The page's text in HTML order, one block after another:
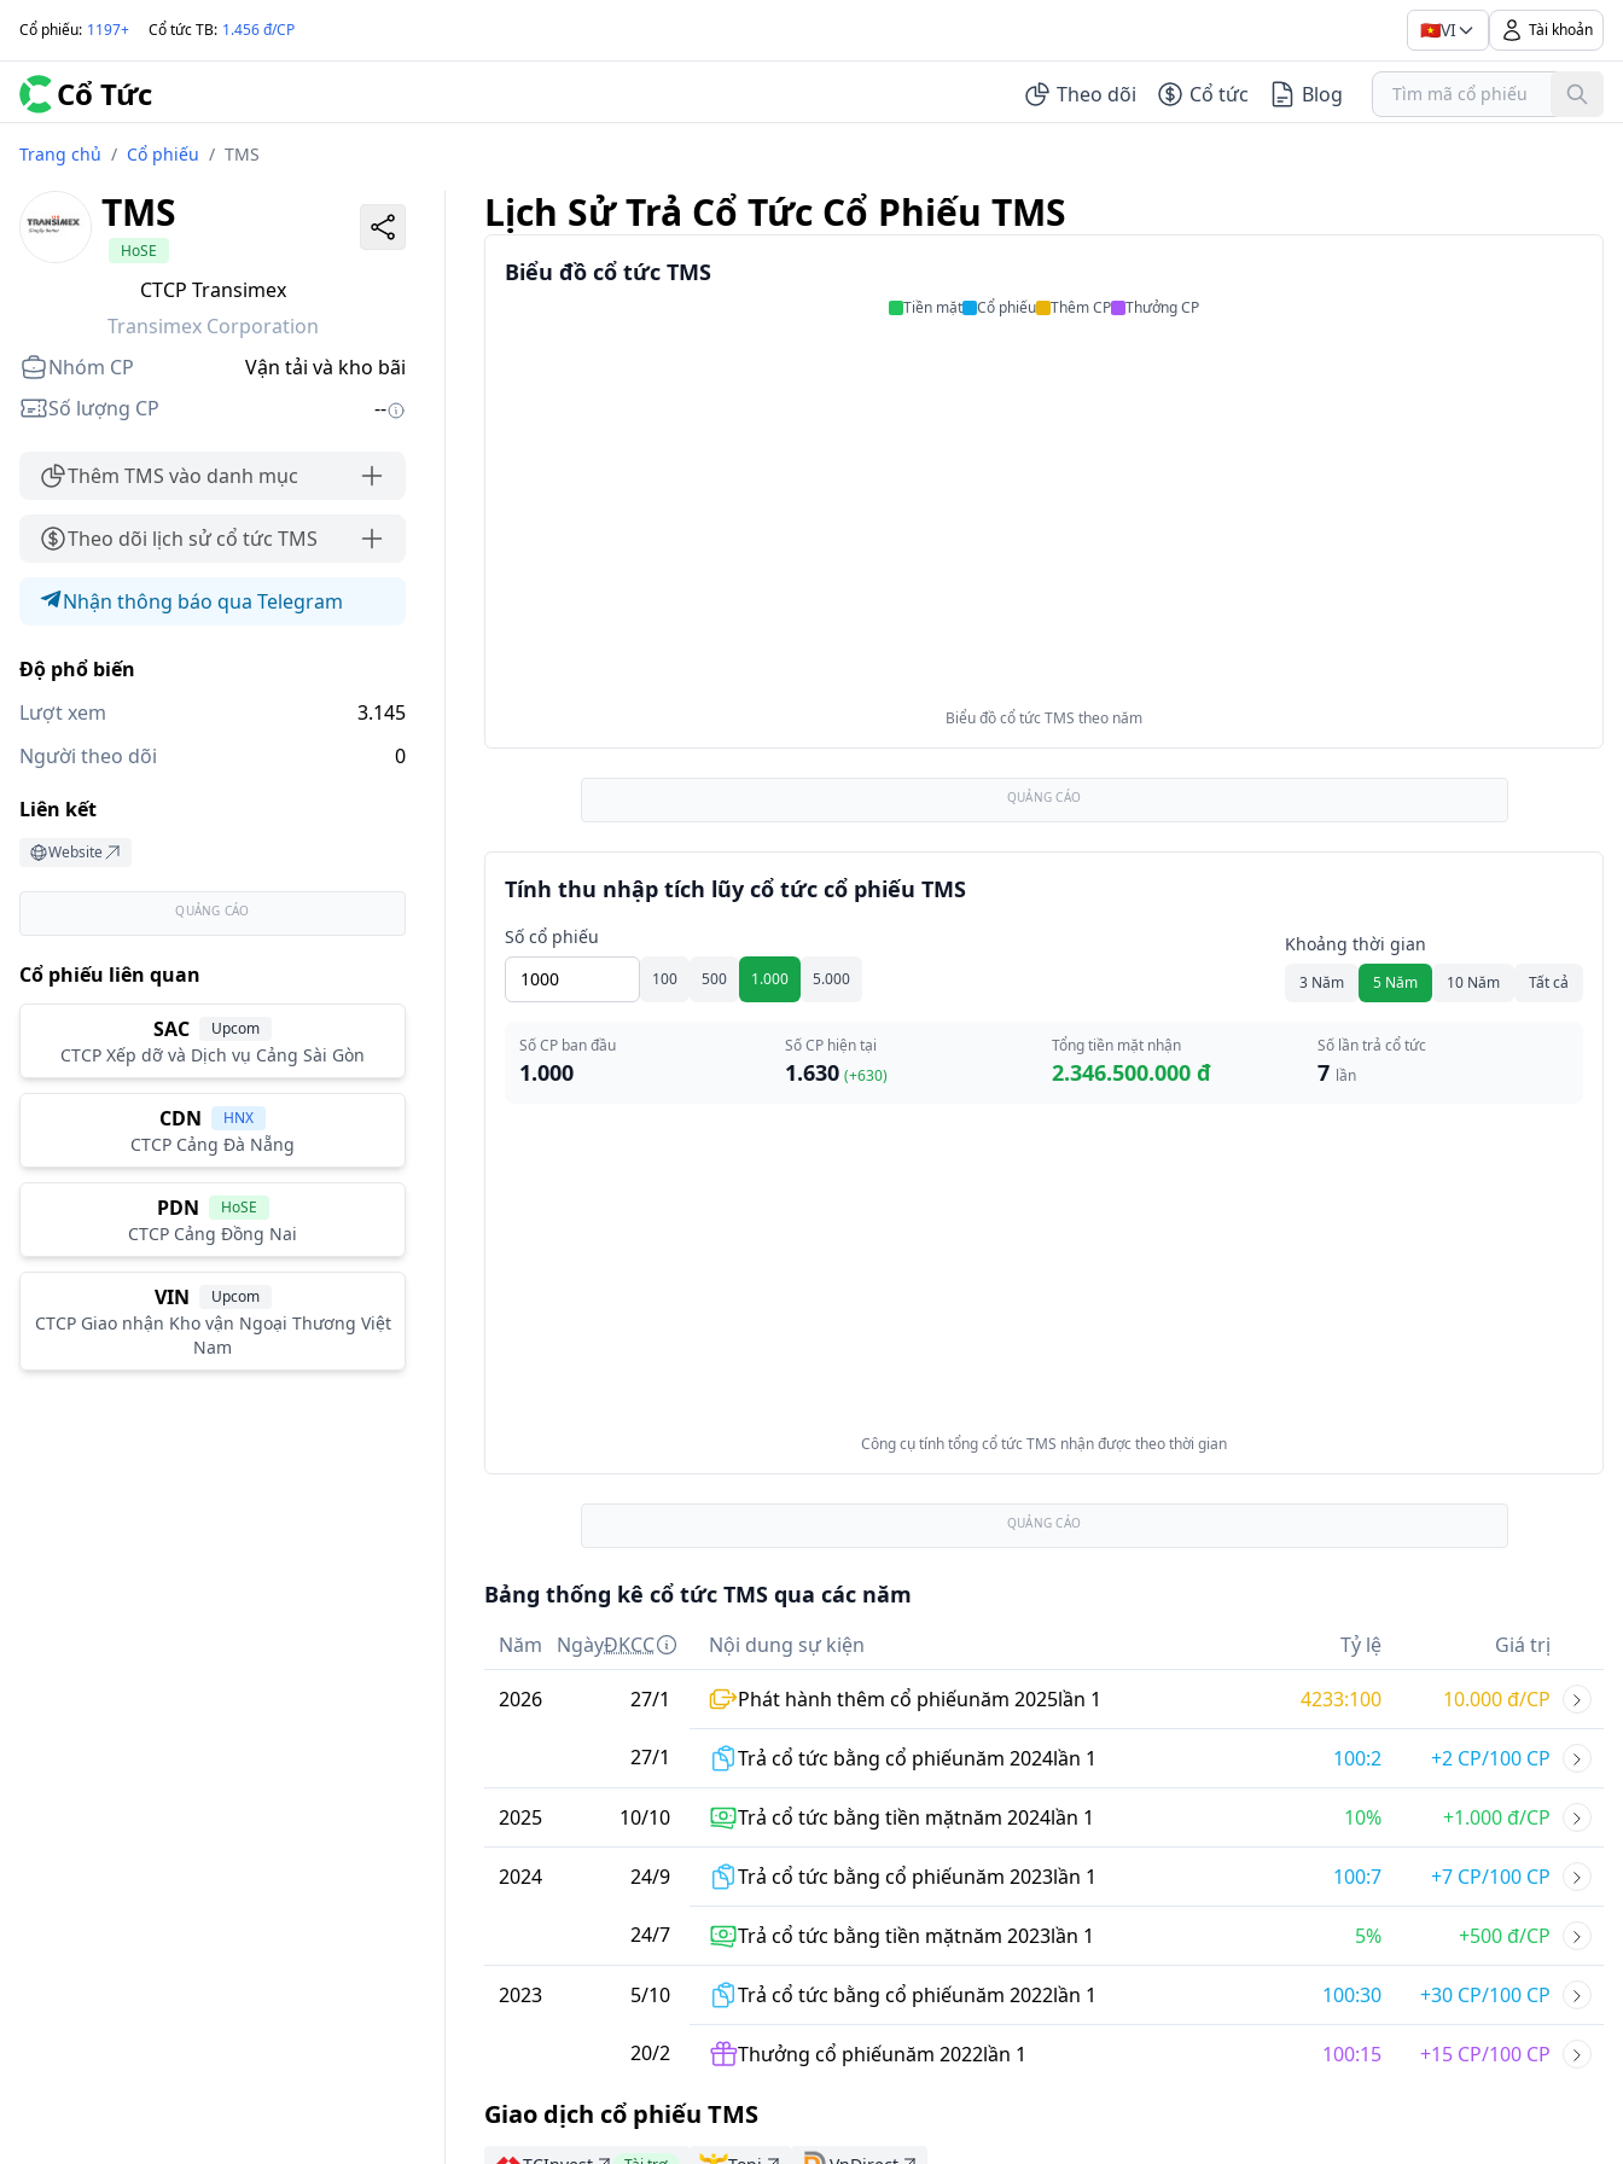
Cổ phiếu: 1197+ Cổ tức TB: 1.456 đ/CP 🇻🇳VI Tài khoản
Cổ Tức Theo dõi Cổ tức Blog
Trang chủ / Cổ phiếu / TMS
TMS
HoSE
CTCP Transimex
Transimex Corporation
Nhóm CP
Vận tải và kho bãi
Số lượng CP
--
Thêm TMS vào danh mục
Theo dõi lịch sử cổ tức TMS
Nhận thông báo qua Telegram
Độ phổ biến
Lượt xem
3.145
Người theo dõi
0
Liên kết
Website
QUẢNG CÁO
Cổ phiếu liên quan
SAC Upcom
CTCP Xếp dỡ và Dịch vụ Cảng Sài Gòn
CDN HNX
CTCP Cảng Đà Nẵng
PDN HoSE
CTCP Cảng Đồng Nai
VIN Upcom
CTCP Giao nhận Kho vận Ngoại Thương Việt
Nam
Lịch Sử Trả Cổ Tức Cổ Phiếu TMS
Biểu đồ cổ tức TMS
Tiền mặt Cổ phiếu Thêm CP Thưởng CP
Biểu đồ cổ tức TMS theo năm
QUẢNG CÁO
Tính thu nhập tích lũy cổ tức cổ phiếu TMS
Số cổ phiếu
100 500 1.000 5.000
Khoảng thời gian
3 Năm 5 Năm 10 Năm Tất cả
Số CP ban đầu
1.000
Số CP hiện tại
1.630 (+630)
Tổng tiền mặt nhận
2.346.500.000 đ
Số lần trả cổ tức
7 lần
Công cụ tính tổng cổ tức TMS nhận được theo thời gian
QUẢNG CÁO
Bảng thống kê cổ tức TMS qua các năm
Năm NgàyĐKCC Nội dung sự kiện Tỷ lệ Giá trị
2026 27/1 Phát hành thêm cổ phiếunăm 2025lần 1 4233:100 10.000 đ/CP
27/1 Trả cổ tức bằng cổ phiếunăm 2024lần 1 100:2 +2 CP/100 CP
2025 10/10 Trả cổ tức bằng tiền mặtnăm 2024lần 1 10% +1.000 đ/CP
2024 24/9 Trả cổ tức bằng cổ phiếunăm 2023lần 1 100:7 +7 CP/100 CP
24/7 Trả cổ tức bằng tiền mặtnăm 2023lần 1 5% +500 đ/CP
2023 5/10 Trả cổ tức bằng cổ phiếunăm 2022lần 1 100:30 +30 CP/100 CP
20/2 Thưởng cổ phiếunăm 2022lần 1 100:15 +15 CP/100 CP
Giao dịch cổ phiếu TMS